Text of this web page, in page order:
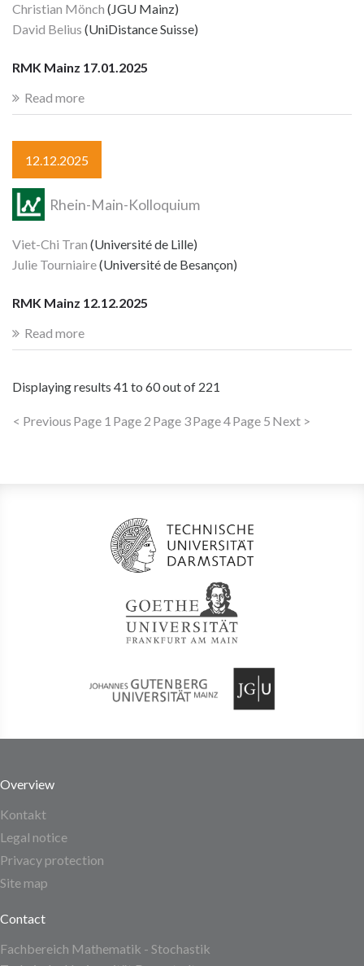
Christian Mönch (JGU Mainz)
David Belius (UniDistance Suisse)
RMK Mainz 17.01.2025
Read more
12.12.2025
Rhein-Main-Kolloquium
Viet-Chi Tran (Université de Lille)
Julie Tourniaire(Université de Besançon)
RMK Mainz 12.12.2025
Read more
Displaying results 41 to 60out of 221
< Previous Page 1 Page 2 Page 3Page 4Page 5 Next >
Overview
Kontakt
Legal notice
Privacy protection
Site map
Contact
Fachbereich Mathematik - Stochastik